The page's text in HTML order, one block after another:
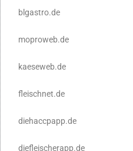
blgastro.de
moproweb.de
kaeseweb.de
fleischnet.de
diehaccpapp.de
diefleischerapp.de